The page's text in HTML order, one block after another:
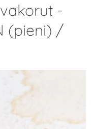
-
(pieni) /